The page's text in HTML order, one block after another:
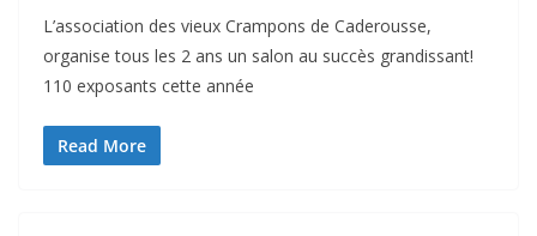
L’association des vieux Crampons de Caderousse,
organise tous les 2 ans un salon au succès grandissant!
110 exposants cette année
Read More